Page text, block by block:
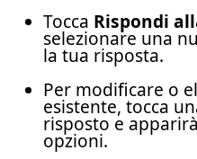
Tocca Rispondi
selezionare una
la tua risposta.
Per modificare o
esistente, tocca
risposto e
opzioni.